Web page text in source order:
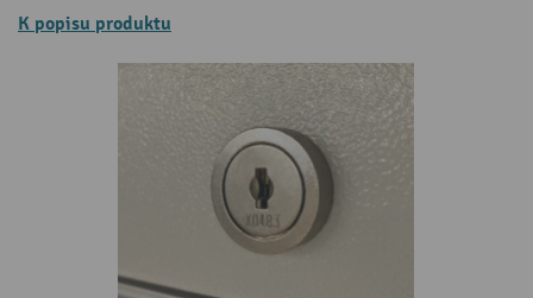
K popisu produktu